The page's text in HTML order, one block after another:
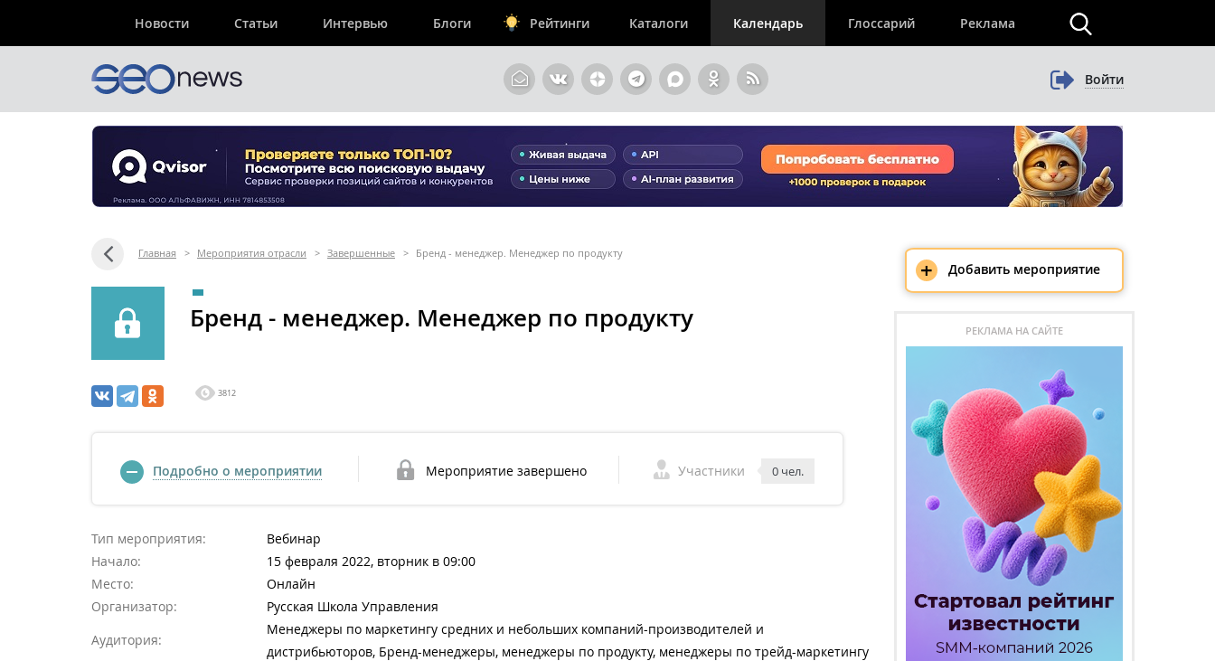
Новости Статьи Интервью Блоги Рейтинги Каталоги Календарь Глоссарий Реклама
Войти
Главная > Мероприятия отрасли > Завершенные > Бренд - менеджер. Менеджер по продукту
Бренд - менеджер. Менеджер по продукту
3812
Подробно о мероприятии Мероприятие завершено Участники 0 чел.
Тип мероприятия:
Вебинар
Начало:
15 февраля 2022, вторник в 09:00
Место:
Онлайн
Организатор:
Русская Школа Управления
Аудитория:
Менеджеры по маркетингу средних и небольших компаний-производителей и
дистрибьюторов, Бренд-менеджеры, менеджеры по продукту, менеджеры по трейд-маркетингу
+ Добавить мероприятие
РЕКЛАМА НА САЙТЕ